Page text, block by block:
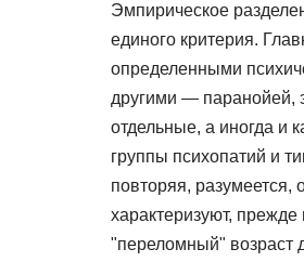
Эмпирическое
единого критерия.
определенными
другими — паранойей,
отдельные, а иногда и
группы психопатий и
повторяя, разумеется,
характеризуют,
"переломный" возраст